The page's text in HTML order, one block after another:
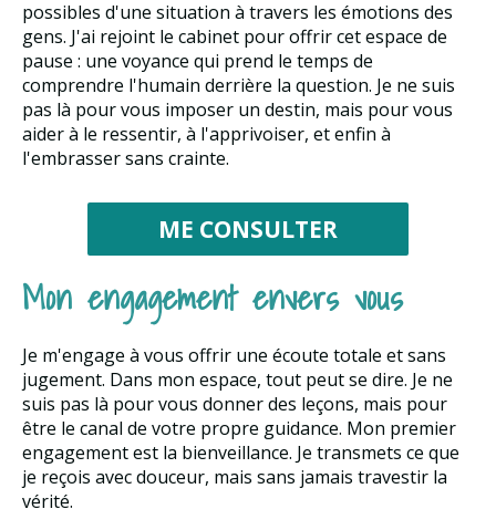
possibles d'une situation à travers les émotions des
gens. J'ai rejoint le cabinet pour offrir cet espace de
pause : une voyance qui prend le temps de
comprendre l'humain derrière la question. Je ne suis
pas là pour vous imposer un destin, mais pour vous
aider à le ressentir, à l'apprivoiser, et enfin à
l'embrasser sans crainte.
ME CONSULTER
Mon engagement envers vous
Je m'engage à vous offrir une écoute totale et sans
jugement. Dans mon espace, tout peut se dire. Je ne
suis pas là pour vous donner des leçons, mais pour
être le canal de votre propre guidance. Mon premier
engagement est la bienveillance. Je transmets ce que
je reçois avec douceur, mais sans jamais travestir la
vérité.